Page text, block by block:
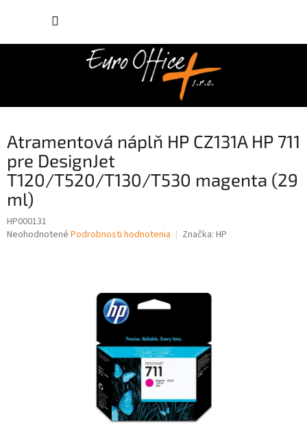
Atramentová náplň HP CZ131A HP 711
pre DesignJet
T120/T520/T130/T530 magenta (29
ml)
HP000131
Priemerné
Neohodnotené Podrobnosti hodnotenia Značka: HP